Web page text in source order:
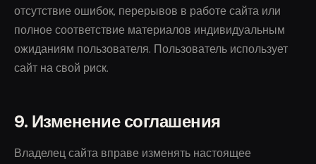
отсутствие ошибок, перерывов в работе сайта или
полное соответствие материалов индивидуальным
ожиданиям пользователя. Пользователь использует
сайт на свой риск.
9. Изменение соглашения
Владелец сайта вправе изменять настоящее